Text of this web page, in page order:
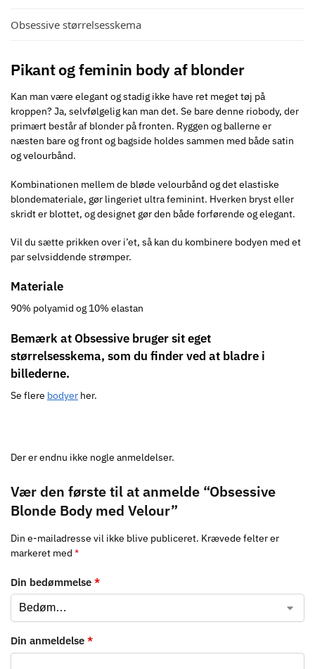
Obsessive størrelsesskema
Pikant og feminin body af blonder
Kan man være elegant og stadig ikke have ret meget tøj på
kroppen? Ja, selvfølgelig kan man det. Se bare denne riobody, der
primært består af blonder på fronten. Ryggen og ballerne er
næsten bare og front og bagside holdes sammen med både satin
og velourbånd.
Kombinationen mellem de bløde velourbånd og det elastiske
blondemateriale, gør lingeriet ultra feminint. Hverken bryst eller
skridt er blottet, og designet gør den både forførende og elegant.
Vil du sætte prikken over i’et, så kan du kombinere bodyen med et
par selvsiddende strømper.
Materiale
90% polyamid og 10% elastan
Bemærk at Obsessive bruger sit eget
størrelsesskema, som du finder ved at bladre i
billederne.
Se flere bodyer her.
Der er endnu ikke nogle anmeldelser.
Vær den første til at anmelde “Obsessive
Blonde Body med Velour”
Din e-mailadresse vil ikke blive publiceret. Krævede felter er
markeret med *
Din bedømmelse *
Din anmeldelse *